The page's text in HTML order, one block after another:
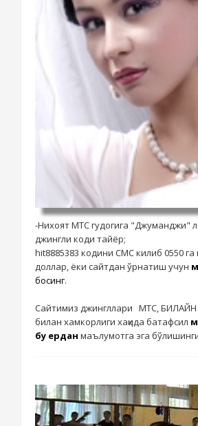
-Нихоят МТС гудогига "Джуманджи"
джингли коди тайёр;
hit8885383 кодини СМС килиб 0550
доллар, ёки сайтдан ўрнатиш учун
босинг.
Сайтимиз джингллари МТС,
билан хамкорлиги хақида батафсил
бу ердан маълумотга эга